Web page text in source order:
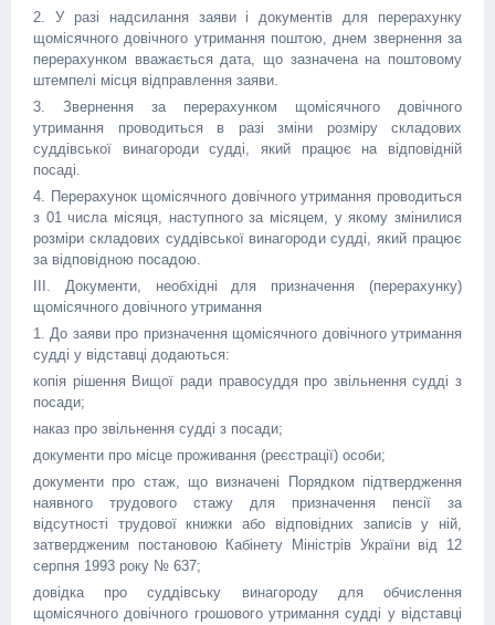
2. У разі надсилання заяви і документів для перерахунку
щомісячного довічного утримання поштою, днем звернення за
перерахунком вважається дата, що зазначена на поштовому
штемпелі місця відправлення заяви.
3. Звернення за перерахунком щомісячного довічного
утримання проводиться в разі зміни розміру складових
суддівської винагороди судді, який працює на відповідній
посаді.
4. Перерахунок щомісячного довічного утримання проводиться
з 01 числа місяця, наступного за місяцем, у якому змінилися
розміри складових суддівської винагороди судді, який працює
за відповідною посадою.
ІІІ. Документи, необхідні для призначення (перерахунку)
щомісячного довічного утримання
1. До заяви про призначення щомісячного довічного утримання
судді у відставці додаються:
копія рішення Вищої ради правосуддя про звільнення судді з
посади;
наказ про звільнення судді з посади;
документи про місце проживання (реєстрації) особи;
документи про стаж, що визначені Порядком підтвердження
наявного трудового стажу для призначення пенсії за
відсутності трудової книжки або відповідних записів у ній,
затвердженим постановою Кабінету Міністрів України від 12
серпня 1993 року № 637;
довідка про суддівську винагороду для обчислення
щомісячного довічного грошового утримання судді у відставці